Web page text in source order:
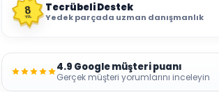
8
YIL
Tecrübeli Destek
Yedek parçada uzman danışmanlık
4.9 Google müşteri puanı
Gerçek müşteri yorumlarını inceleyin